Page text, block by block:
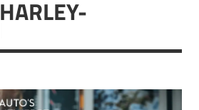
HARLEY-